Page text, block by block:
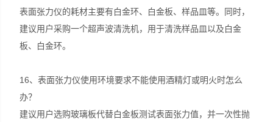
表面张力仪的耗材主要有白金环、白金板、样品皿等。同时，
建议用户采购一个超声波清洗机，用于清洗样品皿以及白金
板、白金环。
16、表面张力仪使用环境要求不能使用酒精灯或明火时怎么
办？
建议用户选购玻璃板代替白金板测试表面张力值，并一次性抛